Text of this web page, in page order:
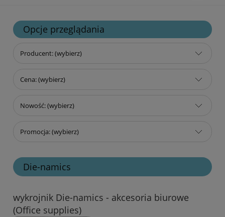
Opcje przeglądania
Producent: (wybierz)
Cena: (wybierz)
Nowość: (wybierz)
Promocja: (wybierz)
Die-namics
wykrojnik Die-namics - akcesoria biurowe
(Office supplies)